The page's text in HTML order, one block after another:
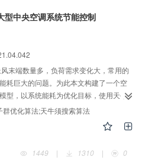
应用，对不同地区两个实例的空调用
用行为的影响，住宅1的建筑本体更节
型中央空调系统节能控制
末端数量多，负荷需求变化大，常用的
耗巨大的问题。为此本文构建了一个空
型，以系统能耗为优化目标，使用天牛
法求解该问题，提高系统节能率，改善
上海市某公共建筑集中式空调系统的空
：BAS-PSO与原有控制方案——定送风
，节能率为20%，而现场测试显示，
到14.6%的节能率，节能153.15 kW，证
优化算法;天牛须搜索算法
1449
| 1310 | 0